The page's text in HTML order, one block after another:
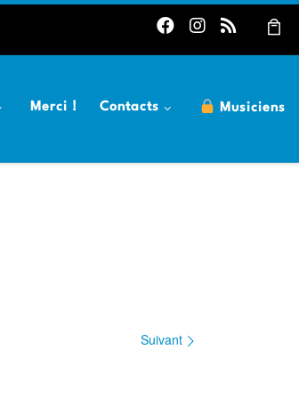
Merci ! Contacts Musiciens
Suivant